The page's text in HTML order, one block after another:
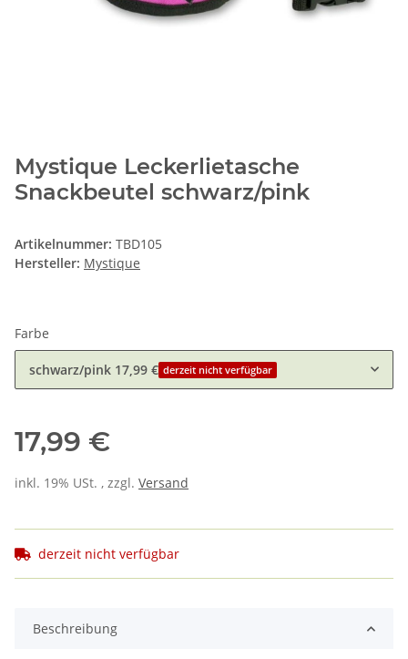
Mystique Leckerlietasche
Snackbeutel schwarz/pink
Artikelnummer: TBD105
Hersteller: Mystique
Farbe
schwarz/pink 17,99 € derzeit nicht verfügbar
17,99 €
inkl. 19% USt. , zzgl. Versand
derzeit nicht verfügbar
Beschreibung